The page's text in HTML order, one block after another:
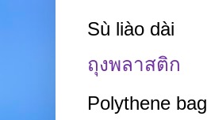
Sù liào dài
ถุงพลาสติก
Polythene bag